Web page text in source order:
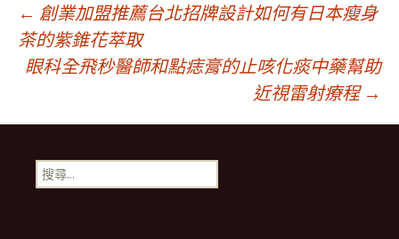
文
章
導
覽
← 創業加盟推薦台北招牌設計如何有日本瘦身
茶的紫錐花萃取
眼科全飛秒醫師和點痣膏的止咳化痰中藥幫助
近視雷射療程 →
搜
尋